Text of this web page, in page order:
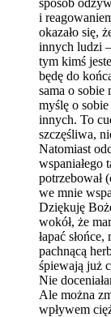
i
okazało się,
innych ludzi –
tym kimś
będę do
sama o sobie
myślę o
innych. To
szczęśliwa,
Natomiast
wspaniałego
potrzebował
we mnie
Dziękuję
wokół, że
łapać
pachnącą
śpiewają już
Nie
Ale można
wpływem